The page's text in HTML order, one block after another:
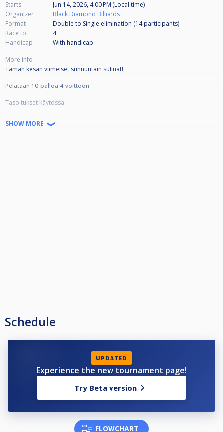
Starts
Jun 14, 2026, 4:00 PM (Local time)
Organizer
Black Diamond Billiards
Format
Double to Single elimination (14participants)
Race to
4
Handicap
With handicap
More info
Tämän kesän viimeiset sunnuntain sutinat!
Pelataan 10-palloa 4-voittoon.
Tasoitukset käytössä.
Otetaan kesän viimeisiin sutinoihin vielä pieni twisti !! HYPPYLÖNNIT ON
KIELLETTY! Viedään näin hieman TOP pelaajien etua vs. muut.
SHOW MORE
Schedule
UPDATED
Experience the new tournament page!
Try Beta version
FLOWCHART